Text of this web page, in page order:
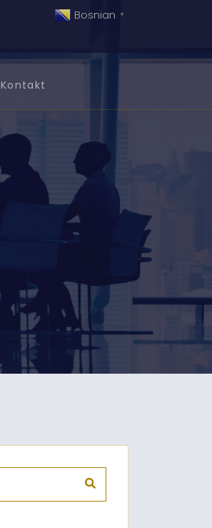
Bosnian ▼
Kontakt